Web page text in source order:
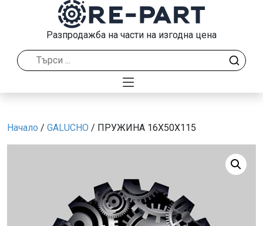
Разпродажба на части на изгодна цена
Начало / GALUCHO / ПРУЖИНА 16X50X115